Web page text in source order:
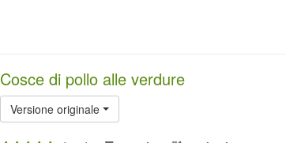
Cosce di pollo alle verdure
Versione originale